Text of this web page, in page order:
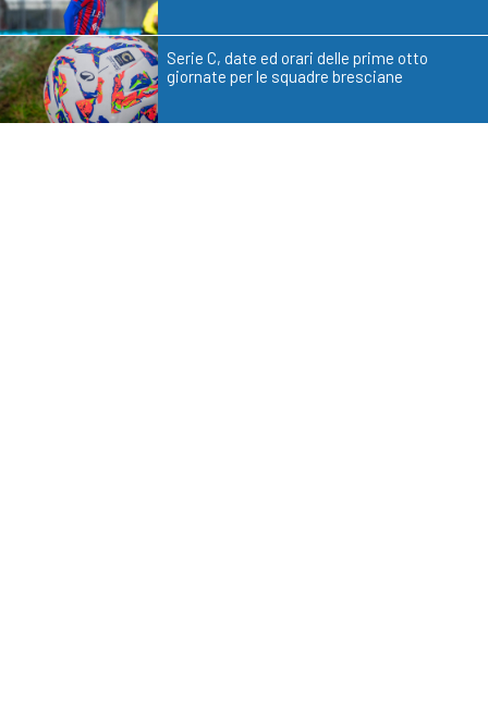
Serie C, date ed orari delle prime otto
giornate per le squadre bresciane